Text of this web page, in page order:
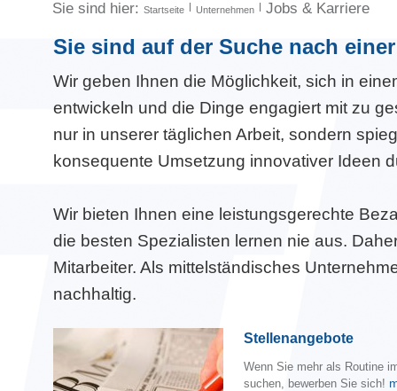
Sie sind hier: Startseite Unternehmen Jobs & Karriere
Sie sind auf der Suche nach
Wir geben Ihnen die Möglichkeit, sich in
entwickeln und die Dinge engagiert mit zu
nur in unserer täglichen Arbeit, sondern
konsequente Umsetzung innovativer Ideen
Wir bieten Ihnen eine leistungsgerechte
die besten Spezialisten lernen nie aus.
Mitarbeiter. Als mittelständisches
nachhaltig.
Stellenangebote
Wenn Sie mehr als Routine
suchen, bewerben Sie sich!